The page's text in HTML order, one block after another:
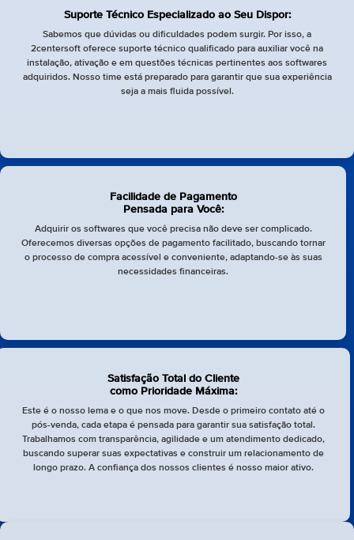
Suporte Técnico Especializado ao Seu Dispor:
Sabemos que dúvidas ou dificuldades podem surgir. Por isso, a
2centersoft oferece suporte técnico qualificado para auxiliar você na
instalação, ativação e em questões técnicas pertinentes aos softwares
adquiridos. Nosso time está preparado para garantir que sua experiência
seja a mais fluida possível.
Facilidade de Pagamento
Pensada para Você:
Adquirir os softwares que você precisa não deve ser complicado.
Oferecemos diversas opções de pagamento facilitado, buscando tornar
o processo de compra acessível e conveniente, adaptando-se às suas
necessidades financeiras.
Satisfação Total do Cliente
como Prioridade Máxima:
Este é o nosso lema e o que nos move. Desde o primeiro contato até o
pós-venda, cada etapa é pensada para garantir sua satisfação total.
Trabalhamos com transparência, agilidade e um atendimento dedicado,
buscando superar suas expectativas e construir um relacionamento de
longo prazo. A confiança dos nossos clientes é nosso maior ativo.